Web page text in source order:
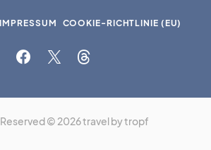
IMPRESSUM COOKIE-RICHTLINIE (EU)
Reserved © 2026 travel by tropf